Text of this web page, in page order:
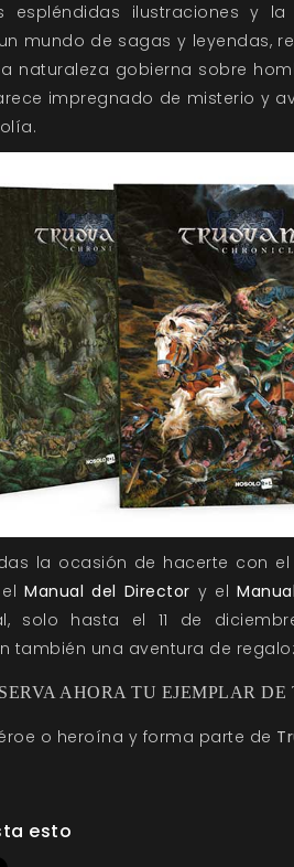
espléndidas ilustraciones y
mundo de sagas y leyendas,
naturaleza gobierna sobre
impregnado de misterio y
la ocasión de hacerte con
elManual del Director y el
solo hasta el 11 de
también una aventura de regalo:
AHORA TU EJEMPLAR
o heroína y forma parte de
esto